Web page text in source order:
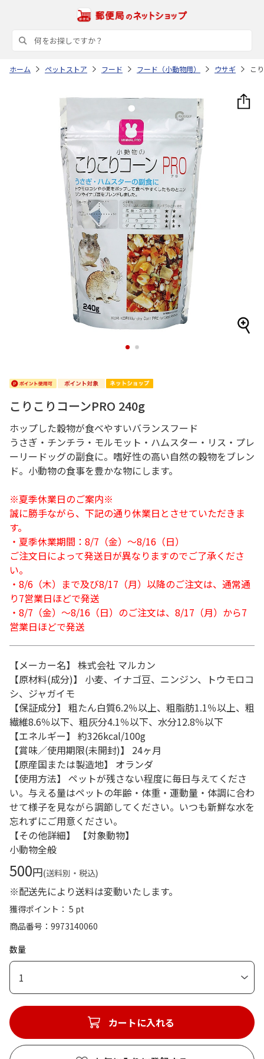
ホーム ペットストア フード フード（小動物用） ウサギ こ
1 2
こりこりコーンPRO 240g
ホップした穀物が食べやすいバランスフード
うさぎ・チンチラ・モルモット・ハムスター・リス・プレ
ーリードッグの副食に。嗜好性の高い自然の穀物をブレン
ド。小動物の食事を豊かな物にします。
※夏季休業日のご案内※
誠に勝手ながら、下記の通り休業日とさせていただきま
す。
・夏季休業期間：8/7（金）～8/16（日）
ご注文日によって発送日が異なりますのでご了承くださ
い。
・8/6（木）まで及び8/17（月）以降のご注文は、通常通
り7営業日ほどで発送
・8/7（金）～8/16（日）のご注文は、8/17（月）から7
営業日ほどで発送
【メーカー名】 株式会社 マルカン
【原材料(成分)】 小麦、イナゴ豆、ニンジン、トウモロコ
シ、ジャガイモ
【保証成分】 粗たん白質6.2％以上、粗脂肪1.1％以上、粗
繊維8.6％以下、粗灰分4.1％以下、水分12.8％以下
【エネルギー】 約326kcal/100g
【賞味／使用期限(未開封)】 24ヶ月
【原産国または製造地】 オランダ
【使用方法】 ペットが残さない程度に毎日与えてくださ
い。与える量はペットの年齢・体重・運動量・体調に合わ
せて様子を見ながら調節してください。いつも新鮮な水を
忘れずにご用意ください。
【その他詳細】 【対象動物】
小動物全般
500円(送料別・税込)
※配送先により送料は変動いたします。
獲得ポイント： 5 pt
商品番号
9973140060
数量
1
カートに入れる